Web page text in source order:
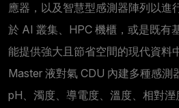
應器，以及智慧型感測器陣列以進
於 AI 叢集、HPC 機櫃，或是既有
能提供強大且節省空間的現代資料
Master 液對氣 CDU 內建多種感測
pH、濁度、導電度、溫度、相對